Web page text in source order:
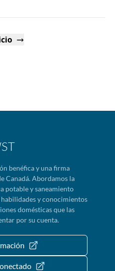
benéfica y una firma
Canadá. Abordamos la
potable y saneamiento
y conocimientos
domésticas que las
por su cuenta.